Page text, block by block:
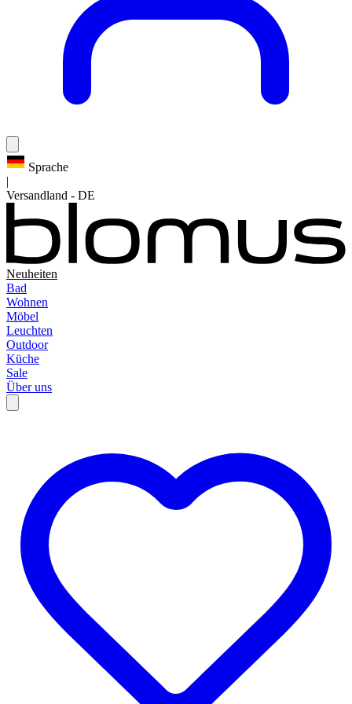
Sprache
|
Versandland - DE
Neuheiten
Bad
Wohnen
Möbel
Leuchten
Outdoor
Küche
Sale
Über uns